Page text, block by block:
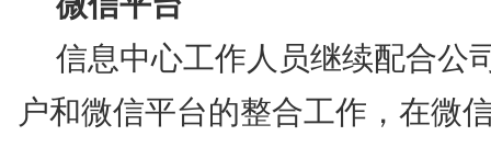
信息中心工作人员继续配合公
户和微信平台的整合工作，在微